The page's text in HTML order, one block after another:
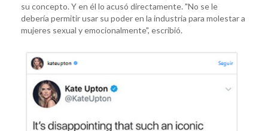
su concepto. Y en él lo acusó directamente. "No se le
debería permitir usar su poder en la industria para molestar a
mujeres sexual y emocionalmente", escribió.